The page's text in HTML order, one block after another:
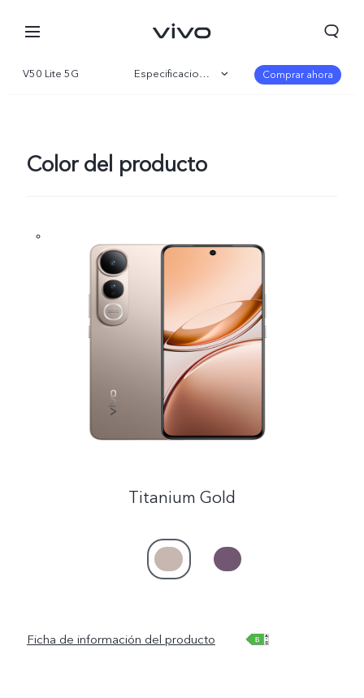
V50 Lite 5G Especificaciones Comprar ahora
Color del producto
Titanium Gold
Ficha de información del producto